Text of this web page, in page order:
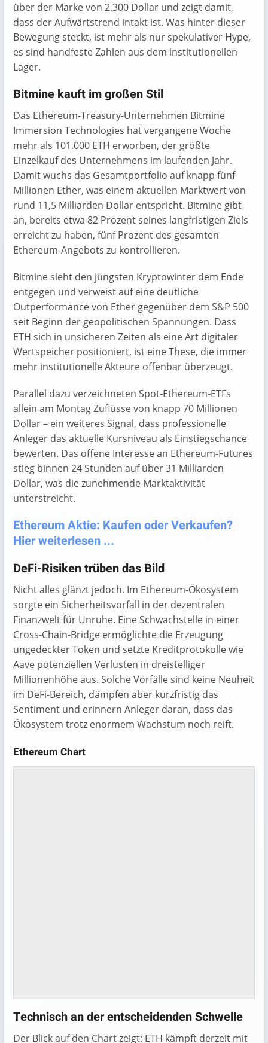
über der Marke von 2.300 Dollar und zeigt damit,
dass der Aufwärtstrend intakt ist. Was hinter dieser
Bewegung steckt, ist mehr als nur spekulativer Hype,
es sind handfeste Zahlen aus dem institutionellen
Lager.
Bitmine kauft im großen Stil
Das Ethereum-Treasury-Unternehmen Bitmine
Immersion Technologies hat vergangene Woche
mehr als 101.000 ETH erworben, der größte
Einzelkauf des Unternehmens im laufenden Jahr.
Damit wuchs das Gesamtportfolio auf knapp fünf
Millionen Ether, was einem aktuellen Marktwert von
rund 11,5 Milliarden Dollar entspricht. Bitmine gibt
an, bereits etwa 82 Prozent seines langfristigen Ziels
erreicht zu haben, fünf Prozent des gesamten
Ethereum-Angebots zu kontrollieren.
Bitmine sieht den jüngsten Kryptowinter dem Ende
entgegen und verweist auf eine deutliche
Outperformance von Ether gegenüber dem S&P 500
seit Beginn der geopolitischen Spannungen. Dass
ETH sich in unsicheren Zeiten als eine Art digitaler
Wertspeicher positioniert, ist eine These, die immer
mehr institutionelle Akteure offenbar überzeugt.
Parallel dazu verzeichneten Spot-Ethereum-ETFs
allein am Montag Zuflüsse von knapp 70 Millionen
Dollar – ein weiteres Signal, dass professionelle
Anleger das aktuelle Kursniveau als Einstiegschance
bewerten. Das offene Interesse an Ethereum-Futures
stieg binnen 24 Stunden auf über 31 Milliarden
Dollar, was die zunehmende Marktaktivität
unterstreicht.
Ethereum Aktie: Kaufen oder Verkaufen?
Hier weiterlesen ...
DeFi-Risiken trüben das Bild
Nicht alles glänzt jedoch. Im Ethereum-Ökosystem
sorgte ein Sicherheitsvorfall in der dezentralen
Finanzwelt für Unruhe. Eine Schwachstelle in einer
Cross-Chain-Bridge ermöglichte die Erzeugung
ungedeckter Token und setzte Kreditprotokolle wie
Aave potenziellen Verlusten in dreistelliger
Millionenhöhe aus. Solche Vorfälle sind keine Neuheit
im DeFi-Bereich, dämpfen aber kurzfristig das
Sentiment und erinnern Anleger daran, dass das
Ökosystem trotz enormem Wachstum noch reift.
Ethereum Chart
Technisch an der entscheidenden Schwelle
Der Blick auf den Chart zeigt: ETH kämpft derzeit mit